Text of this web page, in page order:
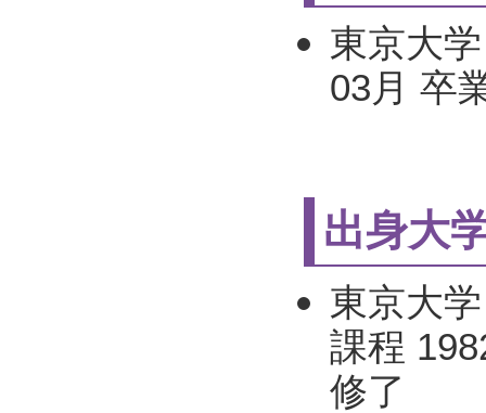
東京大
03月 卒
出身大
東京大
課程
修了